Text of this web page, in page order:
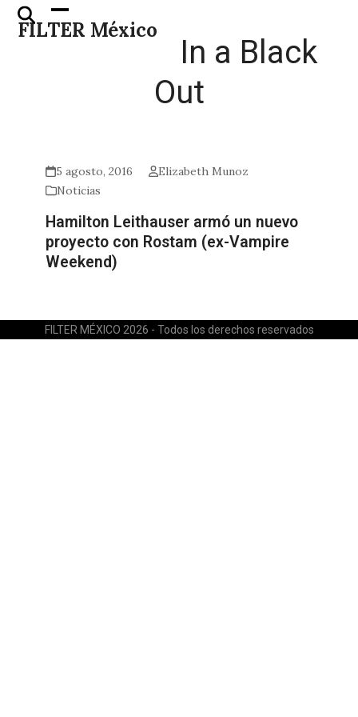
Skip
FILTER México
Open
mobile
Close
mobile
In a Black
Out
5 agosto, 2016
Elizabeth Munoz
Noticias
Hamilton Leithauser armó un nuevo
proyecto con Rostam (ex-Vampire
Weekend)
FILTER MÉXICO 2026 - Todos los derechos reservados